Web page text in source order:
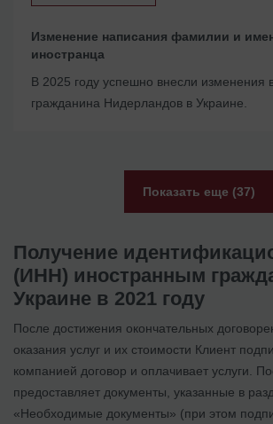
Изменение написания фамилии и
иностранца
В 2025 году успешно внесли изменения
гражданина Нидерландов в Украине.
Показать еще (37)
Получение
(ИНН) иностранным
Украине в 2021 году
После достижения окончательных
оказания услуг и их стоимости Клиент
компанией договор и оплачивает услуги.
предоставляет документы, указанные в
«Необходимые документы» (при этом